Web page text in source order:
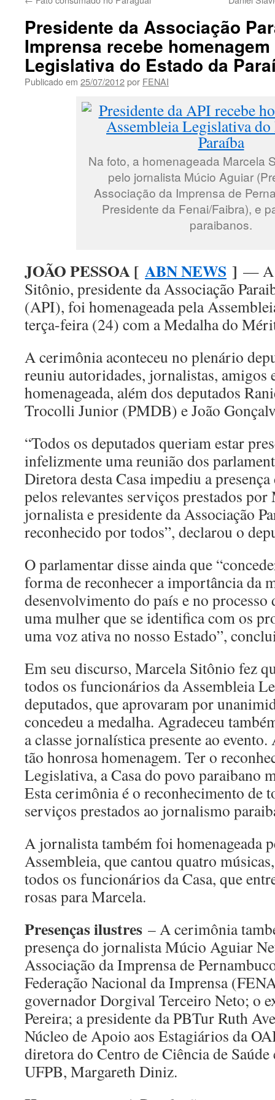
Presidente da Associação
Imprensa recebe
Legislativa do Estado da
Publicado em 25/07/2012por FENAI
Na foto, a homenageada Marcela
pelo jornalista Múcio Aguiar
Associação da Imprensa de
Presidente da Fenai/Faibra), e
paraibanos.
JOÃO PESSOA [ ABN NEWS ] — A
Sitônio, presidente da Associação
(API), foi homenageada pela
terça-feira (24) com a Medalha do
A cerimônia aconteceu no plenário
reuniu autoridades, jornalistas, amigos
homenageada, além dos deputados
Trocolli Junior (PMDB) e João
“Todos os deputados queriam estar
infelizmente uma reunião dos
Diretora desta Casa impediu a
pelos relevantes serviços prestados
jornalista e presidente da Associação
reconhecido por todos”, declarou o
O parlamentar disse ainda que
forma de reconhecer a importância da
desenvolvimento do país e no processo
uma mulher que se identifica com os
uma voz ativa no nosso Estado”,
Em seu discurso, Marcela Sitônio fez
todos os funcionários da Assembleia
deputados, que aprovaram por
concedeu a medalha. Agradeceu
a classe jornalística presente ao
tão honrosa homenagem. Ter o
Legislativa, a Casa do povo paraibano
Esta cerimônia é o reconhecimento de
serviços prestados ao jornalismo
A jornalista também foi homenageada
Assembleia, que cantou quatro
todos os funcionários da Casa, que
rosas para Marcela.
Presenças ilustres – A cerimônia
presença do jornalista Múcio Aguiar
Associação da Imprensa de
Federação Nacional da Imprensa
governador Dorgival Terceiro Neto; o
Pereira; a presidente da PBTur Ruth
Núcleo de Apoio aos Estagiários da
diretora do Centro de Ciência de
UFPB, Margareth Diniz.